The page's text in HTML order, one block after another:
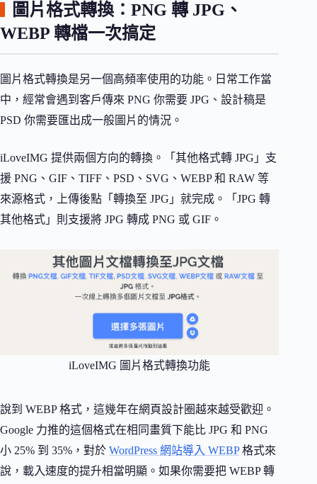
圖片格式轉換：PNG 轉 JPG、
WEBP 轉檔一次搞定
圖片格式轉換是另一個高頻率使用的功能。日常工作當
中，經常會遇到客戶傳來 PNG 你需要 JPG、設計稿是
PSD 你需要匯出成一般圖片的情況。
iLoveIMG 提供兩個方向的轉換。「其他格式轉 JPG」支
援 PNG、GIF、TIFF、PSD、SVG、WEBP 和 RAW 等
來源格式，上傳後點「轉換至 JPG」就完成。「JPG 轉
其他格式」則支援將 JPG 轉成 PNG 或 GIF。
iLoveIMG 圖片格式轉換功能
說到 WEBP 格式，這幾年在網頁設計圈越來越受歡迎。
Google 力推的這個格式在相同畫質下能比 JPG 和 PNG
小 25% 到 35%，對於 WordPress 網站導入 WEBP格式來
說，載入速度的提升相當明顯。如果你需要把 WEBP 轉